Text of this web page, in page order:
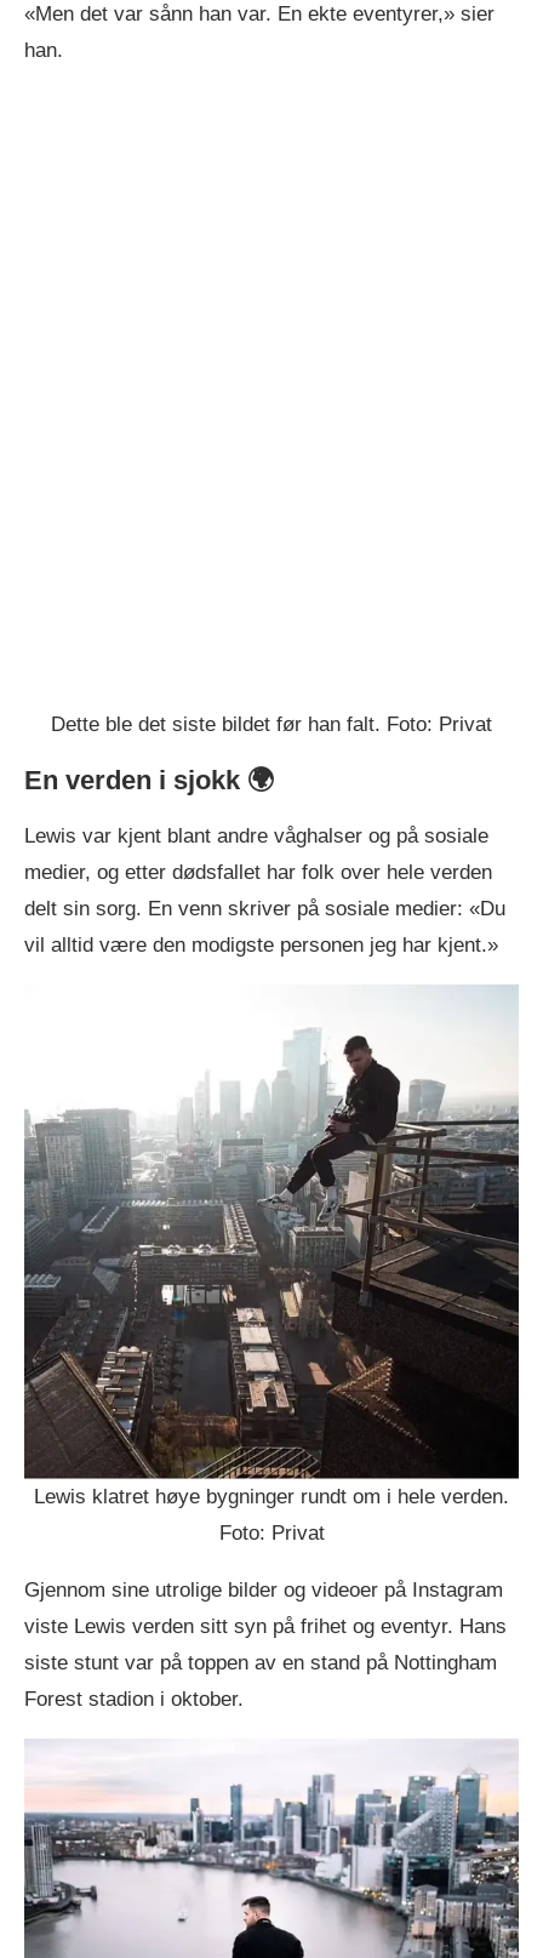
«Men det var sånn han var. En ekte eventyrer,» sier
han.
Dette ble det siste bildet før han falt. Foto: Privat
En verden i sjokk 🌍
Lewis var kjent blant andre våghalser og på sosiale
medier, og etter dødsfallet har folk over hele verden
delt sin sorg. En venn skriver på sosiale medier: «Du
vil alltid være den modigste personen jeg har kjent.»
Lewis klatret høye bygninger rundt om i hele verden.
Foto: Privat
Gjennom sine utrolige bilder og videoer på Instagram
viste Lewis verden sitt syn på frihet og eventyr. Hans
siste stunt var på toppen av en stand på Nottingham
Forest stadion i oktober.